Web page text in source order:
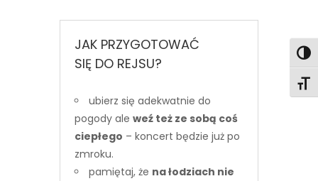
JAK PRZYGOTOWAĆ
SIĘ DO REJSU?
ubierz się adekwatnie do
pogody ale weź też ze sobą coś
ciepłego – koncert będzie już po
zmroku.
pamiętaj, że na łodziach nie